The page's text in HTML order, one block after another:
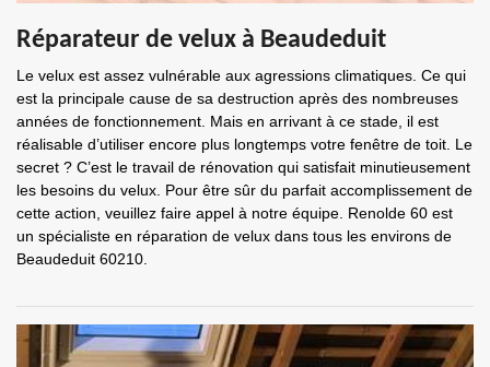
Réparateur de velux à Beaudeduit
Le velux est assez vulnérable aux agressions climatiques. Ce qui
est la principale cause de sa destruction après des nombreuses
années de fonctionnement. Mais en arrivant à ce stade, il est
réalisable d’utiliser encore plus longtemps votre fenêtre de toit. Le
secret ? C’est le travail de rénovation qui satisfait minutieusement
les besoins du velux. Pour être sûr du parfait accomplissement de
cette action, veuillez faire appel à notre équipe. Renolde 60 est
un spécialiste en réparation de velux dans tous les environs de
Beaudeduit 60210.